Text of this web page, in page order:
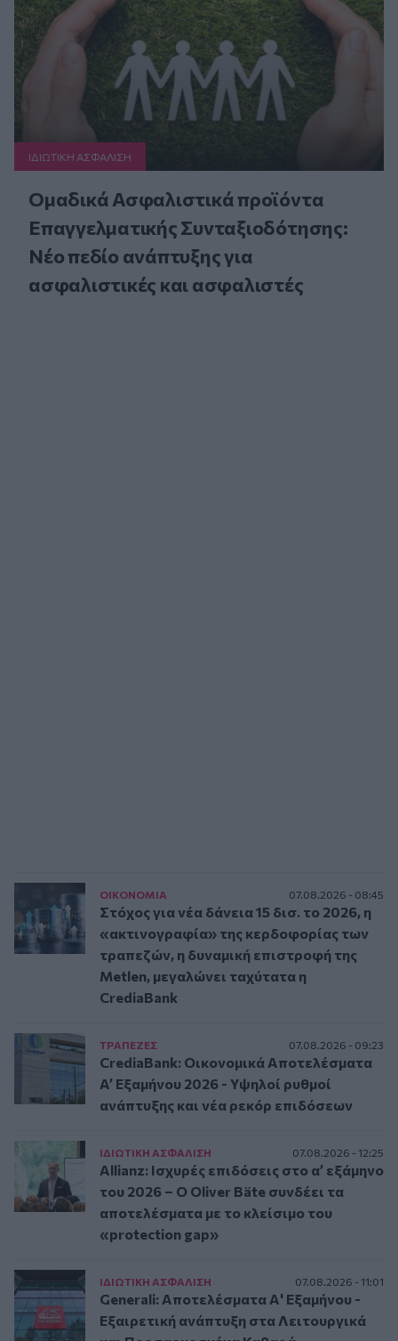
ΙΔΙΩΤΙΚΗ ΑΣΦAΛΙΣΗ
Ομαδικά Ασφαλιστικά προϊόντα
Επαγγελματικής Συνταξιοδότησης:
Νέο πεδίο ανάπτυξης για
ασφαλιστικές και ασφαλιστές
ΟΙΚΟΝΟΜΙΑ 07.08.2026 - 08:45
Στόχος για νέα δάνεια 15 δισ. το 2026, η
«ακτινογραφία» της κερδοφορίας των
τραπεζών, η δυναμική επιστροφή της
Metlen, μεγαλώνει ταχύτατα η
CrediaBank
ΤΡAΠΕΖΕΣ 07.08.2026 - 09:23
CrediaBank: Οικονομικά Αποτελέσματα
A’ Εξαμήνου 2026 - Υψηλοί ρυθμοί
ανάπτυξης και νέα ρεκόρ επιδόσεων
ΙΔΙΩΤΙΚΗ ΑΣΦAΛΙΣΗ 07.08.2026 - 12:25
Allianz: Ισχυρές επιδόσεις στο α’ εξάμηνο
του 2026 – Ο Oliver Bäte συνδέει τα
αποτελέσματα με το κλείσιμο του
«protection gap»
ΙΔΙΩΤΙΚΗ ΑΣΦAΛΙΣΗ 07.08.2026 - 11:01
Generali: Αποτελέσματα Α' Εξαμήνου -
Εξαιρετική ανάπτυξη στα Λειτουργικά